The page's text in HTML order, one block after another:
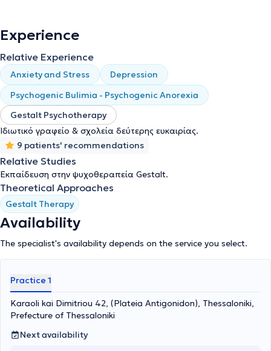
phobias, family and couple problems, parent counseling, and
psychology seminars, she ensures continuous professional
development and training in her field.
Experience
Relative Experience
Anxiety and Stress
Depression
Psychogenic Bulimia - Psychogenic Anorexia
Gestalt Psychotherapy
Ιδιωτικό γραφείο & σχολεία δεύτερης ευκαιρίας.
9 patients' recommendations
Relative Studies
Εκπαίδευση στην ψυχοθεραπεία Gestalt.
Theoretical Approaches
Gestalt Therapy
Availability
The specialist's availability depends on the service you select.
Practice 1
Karaoli kai Dimitriou 42, (Plateia Antigonidon), Thessaloniki,
Prefecture of Thessaloniki
Next availability